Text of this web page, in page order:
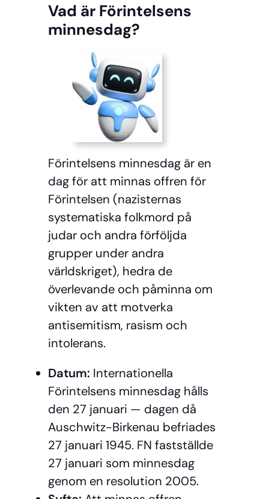
Vad är Förintelsens
minnesdag?
Förintelsens minnesdag är en
dag för att minnas offren för
Förintelsen (nazisternas
systematiska folkmord på
judar och andra förföljda
grupper under andra
världskriget), hedra de
överlevande och påminna om
vikten av att motverka
antisemitism, rasism och
intolerans.
Datum: Internationella
Förintelsens minnesdag hålls
den 27 januari — dagen då
Auschwitz-Birkenau befriades
27 januari 1945. FN fastställde
27 januari som minnesdag
genom en resolution 2005.